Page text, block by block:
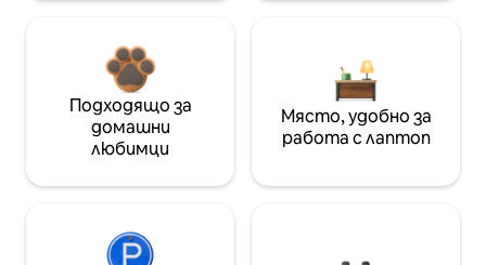
Подходящо за
домашни
любимци
Място, удобно за
работа с лаптоп